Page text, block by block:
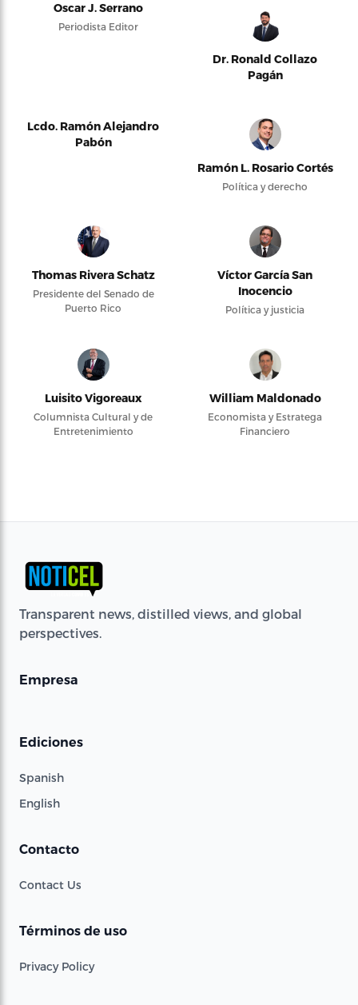
Oscar J. Serrano
Periodista Editor
Dr. Ronald Collazo
Pagán
Lcdo. Ramón Alejandro
Pabón
Ramón L. Rosario Cortés
Política y derecho
Thomas Rivera Schatz
Presidente del Senado de
Puerto Rico
Víctor García San
Inocencio
Política y justicia
Luisito Vigoreaux
Columnista Cultural y de
Entretenimiento
William Maldonado
Economista y Estratega
Financiero
Transparent news, distilled views, and global
perspectives.
Empresa
Ediciones
Spanish
English
Contacto
Contact Us
Términos de uso
Privacy Policy